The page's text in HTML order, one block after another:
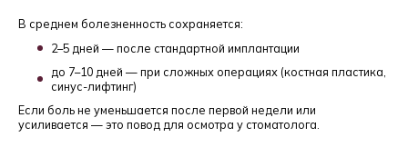
В среднем болезненность сохраняется:
2–5 дней — после стандартной имплантации
до 7–10 дней — при сложных операциях (костная пластика,
синус-лифтинг)
Если боль не уменьшается после первой недели или
усиливается — это повод для осмотра у стоматолога.